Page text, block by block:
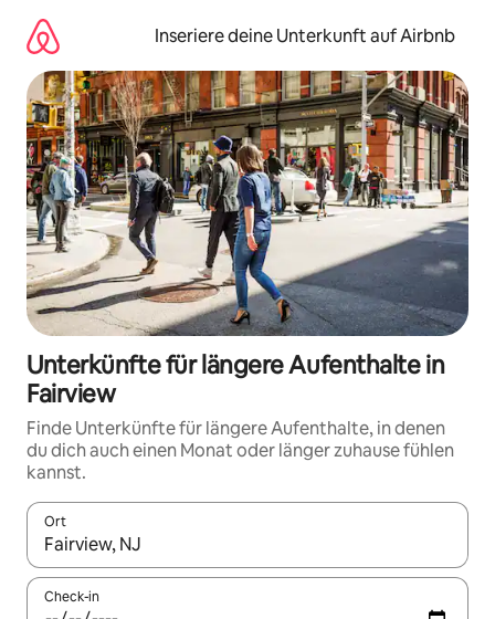
Inhalten
springen
Inseriere deine Unterkunft auf Airbnb
Unterkünfte für längere Aufenthalte in
Fairview
Finde Unterkünfte für längere Aufenthalte, in denen
du dich auch einen Monat oder länger zuhause fühlen
kannst.
Ort
Wenn Ergebnisse verfügbar sind, navigiere mit den
Check-in